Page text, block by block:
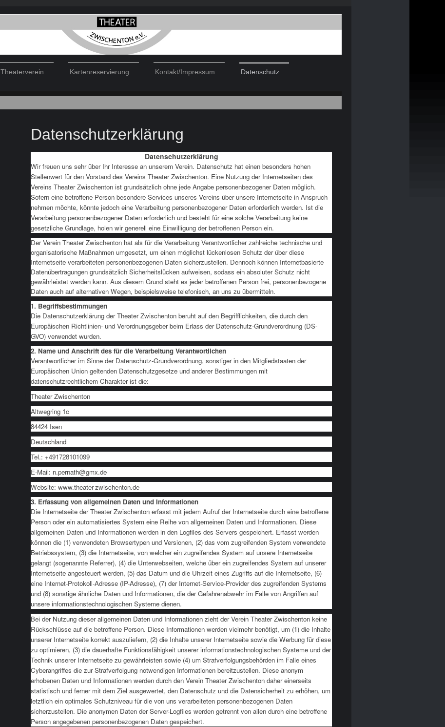
Theaterverein Kartenreservierung Kontakt/Impressum Datenschutz
Datenschutzerklärung
Datenschutzerklärung
Wir freuen uns sehr über Ihr Interesse an unserem Verein. Datenschutz hat einen besonders hohen
Stellenwert für den Vorstand des Vereins Theater Zwischenton. Eine Nutzung der Internetseiten des
Vereins Theater Zwischenton ist grundsätzlich ohne jede Angabe personenbezogener Daten möglich.
Sofern eine betroffene Person besondere Services unseres Vereins über unsere Internetseite in Anspruch
nehmen möchte, könnte jedoch eine Verarbeitung personenbezogener Daten erforderlich werden. Ist die
Verarbeitung personenbezogener Daten erforderlich und besteht für eine solche Verarbeitung keine
gesetzliche Grundlage, holen wir generell eine Einwilligung der betroffenen Person ein.
Der Verein Theater Zwischenton hat als für die Verarbeitung Verantwortlicher zahlreiche technische und
organisatorische Maßnahmen umgesetzt, um einen möglichst lückenlosen Schutz der über diese
Internetseite verarbeiteten personenbezogenen Daten sicherzustellen. Dennoch können Internetbasierte
Datenübertragungen grundsätzlich Sicherheitslücken aufweisen, sodass ein absoluter Schutz nicht
gewährleistet werden kann. Aus diesem Grund steht es jeder betroffenen Person frei, personenbezogene
Daten auch auf alternativen Wegen, beispielsweise telefonisch, an uns zu übermitteln.
1. Begriffsbestimmungen
Die Datenschutzerklärung der Theater Zwischenton beruht auf den Begrifflichkeiten, die durch den
Europäischen Richtlinien- und Verordnungsgeber beim Erlass der Datenschutz-Grundverordnung (DS-
GVO) verwendet wurden.
2. Name und Anschrift des für die Verarbeitung Verantwortlichen
Verantwortlicher im Sinne der Datenschutz-Grundverordnung, sonstiger in den Mitgliedstaaten der
Europäischen Union geltenden Datenschutzgesetze und anderer Bestimmungen mit
datenschutzrechtlichem Charakter ist die:
Theater Zwischenton
Altwegring 1c
84424 Isen
Deutschland
Tel.: +491728101099
E-Mail: n.pernath@gmx.de
Website: www.theater-zwischenton.de
3. Erfassung von allgemeinen Daten und Informationen
Die Internetseite der Theater Zwischenton erfasst mit jedem Aufruf der Internetseite durch eine betroffene
Person oder ein automatisiertes System eine Reihe von allgemeinen Daten und Informationen. Diese
allgemeinen Daten und Informationen werden in den Logfiles des Servers gespeichert. Erfasst werden
können die (1) verwendeten Browsertypen und Versionen, (2) das vom zugreifenden System verwendete
Betriebssystem, (3) die Internetseite, von welcher ein zugreifendes System auf unsere Internetseite
gelangt (sogenannte Referrer), (4) die Unterwebseiten, welche über ein zugreifendes System auf unserer
Internetseite angesteuert werden, (5) das Datum und die Uhrzeit eines Zugriffs auf die Internetseite, (6)
eine Internet-Protokoll-Adresse (IP-Adresse), (7) der Internet-Service-Provider des zugreifenden Systems
und (8) sonstige ähnliche Daten und Informationen, die der Gefahrenabwehr im Falle von Angriffen auf
unsere informationstechnologischen Systeme dienen.
Bei der Nutzung dieser allgemeinen Daten und Informationen zieht der Verein Theater Zwischenton keine
Rückschlüsse auf die betroffene Person. Diese Informationen werden vielmehr benötigt, um (1) die Inhalte
unserer Internetseite korrekt auszuliefern, (2) die Inhalte unserer Internetseite sowie die Werbung für diese
zu optimieren, (3) die dauerhafte Funktionsfähigkeit unserer informationstechnologischen Systeme und der
Technik unserer Internetseite zu gewährleisten sowie (4) um Strafverfolgungsbehörden im Falle eines
Cyberangriffes die zur Strafverfolgung notwendigen Informationen bereitzustellen. Diese anonym
erhobenen Daten und Informationen werden durch den Verein Theater Zwischenton daher einerseits
statistisch und ferner mit dem Ziel ausgewertet, den Datenschutz und die Datensicherheit zu erhöhen, um
letztlich ein optimales Schutzniveau für die von uns verarbeiteten personenbezogenen Daten
sicherzustellen. Die anonymen Daten der Server-Logfiles werden getrennt von allen durch eine betroffene
Person angegebenen personenbezogenen Daten gespeichert.